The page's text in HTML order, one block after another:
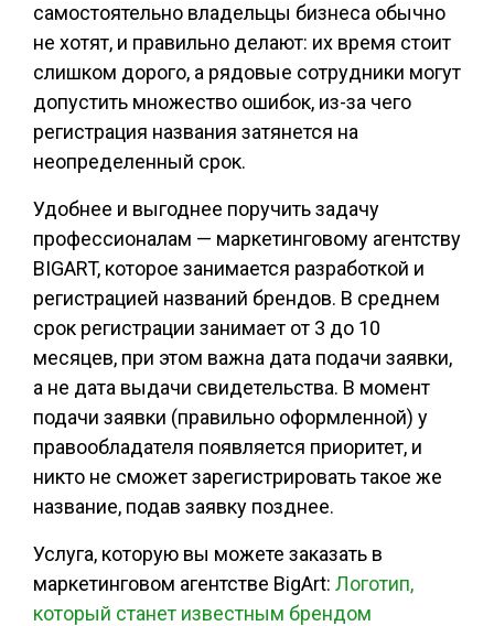
самостоятельно владельцы бизнеса обычно
не хотят, и правильно делают: их время стоит
слишком дорого, а рядовые сотрудники могут
допустить множество ошибок, из-за чего
регистрация названия затянется на
неопределенный срок.
Удобнее и выгоднее поручить задачу
профессионалам — маркетинговому агентству
BIGART, которое занимается разработкой и
регистрацией названий брендов. В среднем
срок регистрации занимает от 3 до 10
месяцев, при этом важна дата подачи заявки,
а не дата выдачи свидетельства. В момент
подачи заявки (правильно оформленной) у
правообладателя появляется приоритет, и
никто не сможет зарегистрировать такое же
название, подав заявку позднее.
Услуга, которую вы можете заказать в
маркетинговом агентстве BigArt: Логотип,
который станет известным брендом